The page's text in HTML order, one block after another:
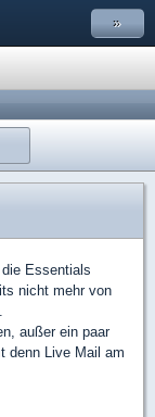
»
Essentials
nicht mehr von
außer ein paar
denn Live Mail am